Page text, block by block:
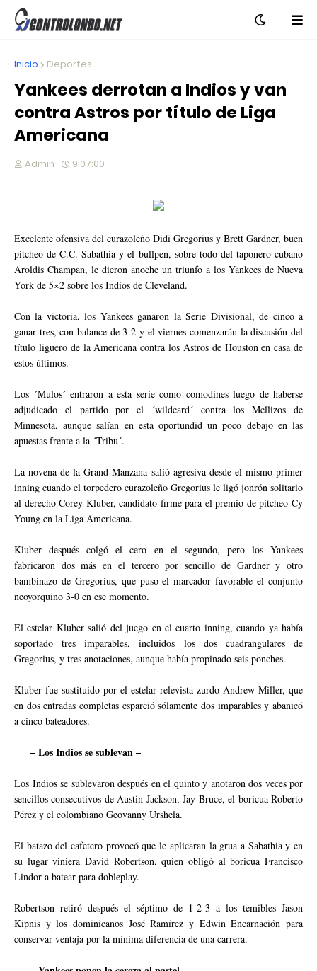
Inicio Deportes
Yankees derrotan a Indios y van
contra Astros por título de Liga
Americana
Admin 9:07:00
Excelente ofensiva del curazoleño Didi Gregorius y Brett Gardner, buen
pitcheo de C.C. Sabathia y el bullpen, sobre todo del taponero cubano
Aroldis Champan, le dieron anoche un triunfo a los Yankees de Nueva
York de 5×2 sobre los Indios de Cleveland.
Con la victoria, los Yankees ganaron la Serie Divisional, de cinco a
ganar tres, con balance de 3-2 y el viernes comenzarán la discusión del
título liguero de la Americana contra los Astros de Houston en casa de
estos últimos.
Los ´Mulos´ entraron a esta serie como comodines luego de haberse
adjudicado el partido por el ´wildcard´ contra los Mellizos de
Minnesota, aunque salían en esta oportundid un poco debajo en las
apuestas frente a la ´Tribu´.
La novena de la Grand Manzana salió agresiva desde el mismo primer
inning cuando el torpedero curazoleño Gregorius le ligó jonrón solitario
al derecho Corey Kluber, candidato firme para el premio de pitcheo Cy
Young en la Liga Americana.
Kluber después colgó el cero en el segundo, pero los Yankees
fabricaron dos más en el tercero por sencillo de Gardner y otro
bambinazo de Gregorius, que puso el marcador favorable el conjunto
neoyorquino 3-0 en ese momento.
El estelar Kluber salió del juego en el cuarto inning, cuando ya había
soportado tres imparables, incluidos los dos cuadrangulares de
Gregorius, y tres anotaciones, aunque había propinado seis ponches.
Kluber fue sustituido por el estelar relevista zurdo Andrew Miller, que
en dos entradas completas esparció sólamente dos imparables y abanicó
a cinco bateadores.
– Los Indios se sublevan –
Los Indios se sublevaron después en el quinto y anotaron dos veces por
sencillos consecutivos de Austin Jackson, Jay Bruce, el boricua Roberto
Pérez y el colombiano Geovanny Urshela.
El batazo del cafetero provocó que le aplicaran la grua a Sabathia y en
su lugar viniera David Robertson, quien obligó al boricua Francisco
Lindor a batear para dobleplay.
Robertson retiró después el séptimo de 1-2-3 a los temibles Jason
Kipnis y los dominicanos José Ramírez y Edwin Encarnación para
conservar ventaja por la mínima diferencia de una carrera.